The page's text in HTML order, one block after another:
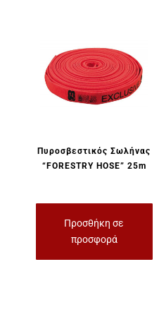
Πυροσβεστικός Σωλήνας
“FORESTRY HOSE” 25m
Προσθήκη σε
προσφορά